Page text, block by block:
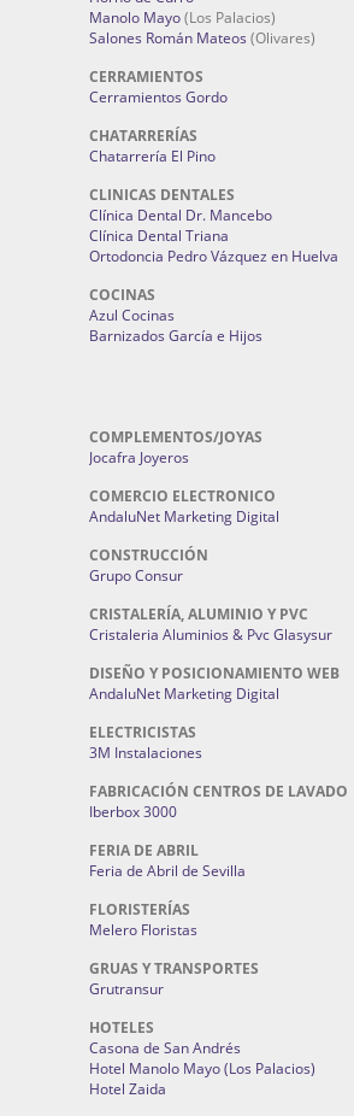
Manolo Mayo(Los Palacios)
Salones Román Mateos (Olivares)
CERRAMIENTOS
Cerramientos Gordo
CHATARRERÍAS
Chatarrería El Pino
CLINICAS DENTALES
Clínica Dental Dr. Mancebo
Clínica Dental Triana
Ortodoncia Pedro Vázquez en Huelva
COCINAS
Azul Cocinas
Barnizados García e Hijos
COMPLEMENTOS/JOYAS
Jocafra Joyeros
COMERCIO ELECTRONICO
AndaluNet Marketing Digital
CONSTRUCCIÓN
Grupo Consur
CRISTALERÍA, ALUMINIO Y PVC
Cristaleria Aluminios & Pvc Glasysur
DISEÑO Y POSICIONAMIENTO WEB
AndaluNet Marketing Digital
ELECTRICISTAS
3M Instalaciones
FABRICACIÓN CENTROS DE LAVADO
Iberbox 3000
FERIA DE ABRIL
Feria de Abril de Sevilla
FLORISTERÍAS
Melero Floristas
GRUAS Y TRANSPORTES
Grutransur
HOTELES
Casona de San Andrés
Hotel Manolo Mayo (Los Palacios)
Hotel Zaida